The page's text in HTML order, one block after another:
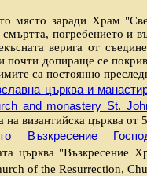
място заради Храм
погребението и
верига от
почти допираще се
са постоянно
църква и
and monastery St.
на византийска църква от
Възкресение
църква "Възкресение
of the Resurrection,